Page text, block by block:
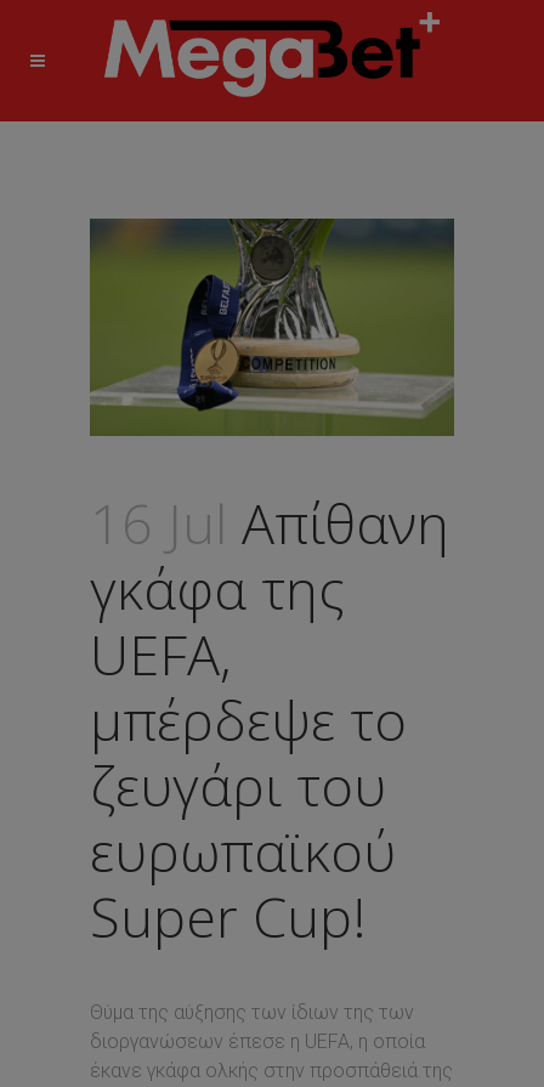
16 Jul Απίθανη
γκάφα της
UEFA,
μπέρδεψε το
ζευγάρι του
ευρωπαϊκού
Super Cup!
Θύμα της αύξησης των ίδιων της των
διοργανώσεων έπεσε η UEFA, η οποία
έκανε γκάφα ολκής στην προσπάθειά της